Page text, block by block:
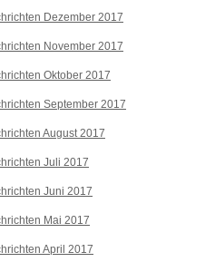
Dezember 2017
November 2017
Oktober 2017
September 2017
August 2017
Juli 2017
Juni 2017
Mai 2017
April 2017